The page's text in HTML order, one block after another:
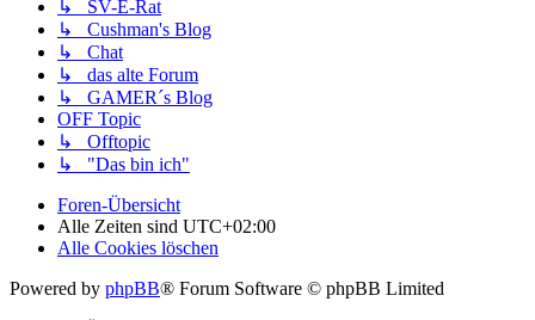
↳ SV-E-Rat
↳ Cushman's Blog
↳ Chat
↳ das alte Forum
↳ GAMER´s Blog
OFF Topic
↳ Offtopic
↳ "Das bin ich"
Foren-Übersicht
Alle Zeiten sind UTC+02:00
Alle Cookies löschen
Powered by phpBB® Forum Software © phpBB Limited